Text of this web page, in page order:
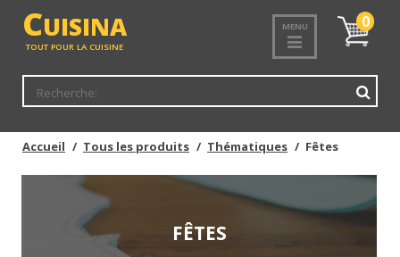
CUISINA
TOUT POUR LA CUISINE
MENU
Mon
panier
0
Accueil Tous les produits Thématiques Fêtes
FÊTES